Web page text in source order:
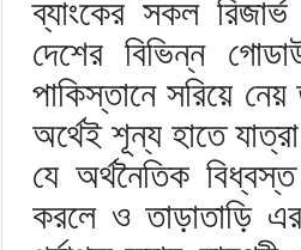
ব্যাংকের সকল
দেশের বিভিন্ন
পাকিস্তানে সরিয়ে
অর্থেই শূন্য হাতে
যে অর্থনৈতিক
করলে ও তাড়াতাড়ি